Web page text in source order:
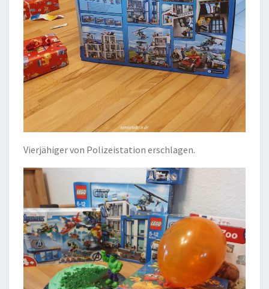
Vierjähiger von Polizeistation erschlagen.